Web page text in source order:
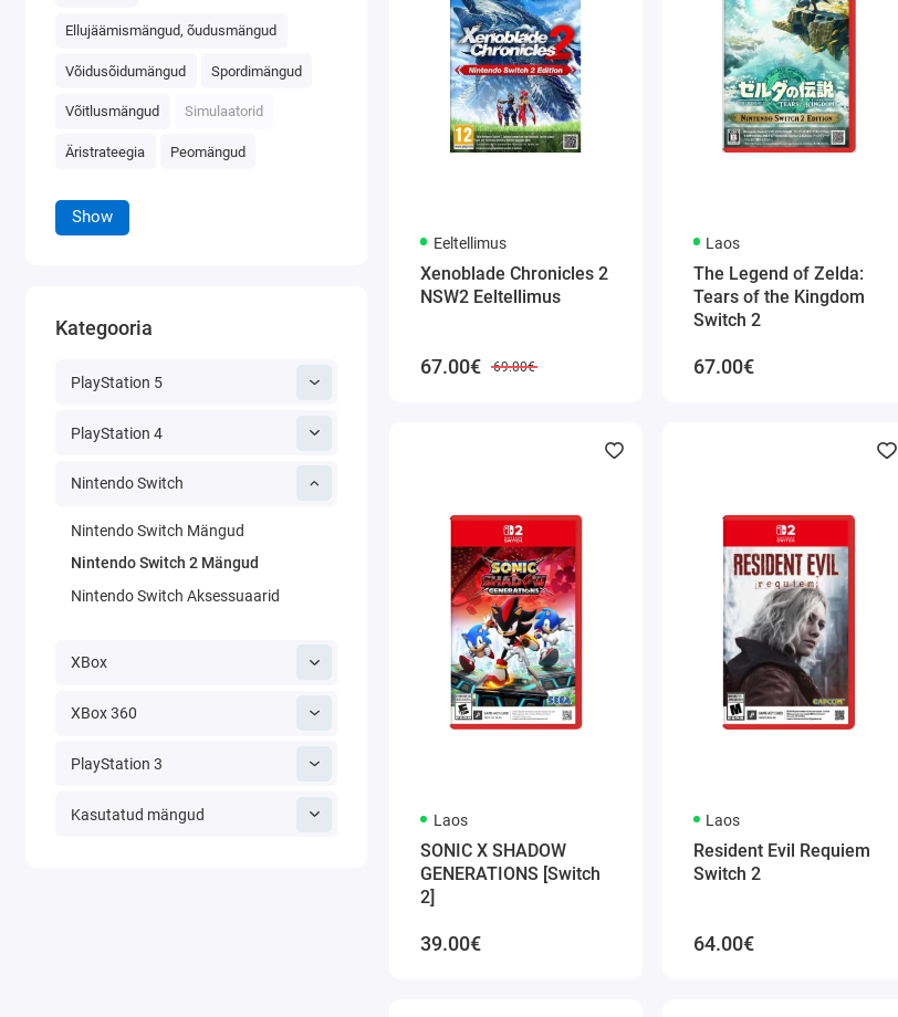
Ellujäämismängud, õudusmängud
Võidusõidumängud Spordimängud
Võitlusmängud Simulaatorid
Äristrateegia Peomängud
Show
Kategooria
PlayStation 5
PlayStation 4
Nintendo Switch
Nintendo Switch Mängud
Nintendo Switch 2 Mängud
Nintendo Switch Aksessuaarid
XBox
XBox 360
PlayStation 3
Kasutatud mängud
Eeltellimus
Xenoblade Chronicles 2
NSW2 Eeltellimus
67.00€ 69.00€
Laos
The Legend of Zelda:
Tears of the Kingdom
Switch 2
67.00€
Laos
SONIC X SHADOW
GENERATIONS [Switch
2]
39.00€
Laos
Resident Evil Requiem
Switch 2
64.00€